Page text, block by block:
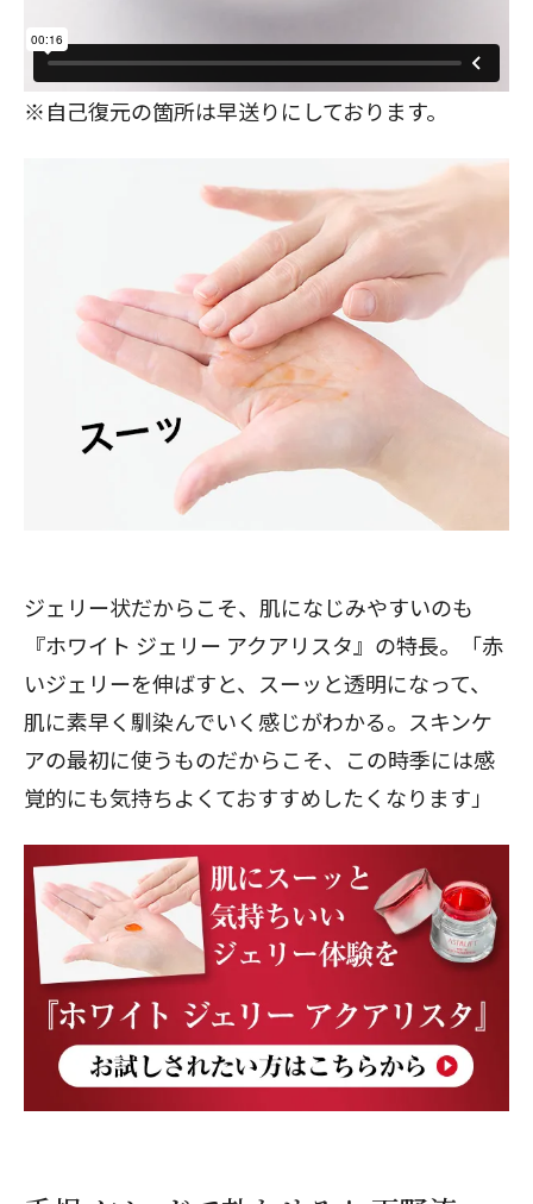
※自己復元の箇所は早送りにしております。
ジェリー状だからこそ、肌になじみやすいのも
『ホワイト ジェリー アクアリスタ』の特長。「赤
いジェリーを伸ばすと、スーッと透明になって、
肌に素早く馴染んでいく感じがわかる。スキンケ
アの最初に使うものだからこそ、この時季には感
覚的にも気持ちよくておすすめしたくなります」